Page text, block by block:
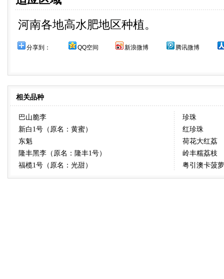
河南各地高水肥地区种植。
分享到： QQ空间 新浪微博 腾讯微博
相关品种
巴山脆李
新白1号（原名：黄蜜）
东魁
隆丰黑李（原名：隆丰1号）
福榄1号（原名：光甜）
珍珠
红珍珠
荷花大红荔
岭丰糯荔枝
粤引澳卡菠萝